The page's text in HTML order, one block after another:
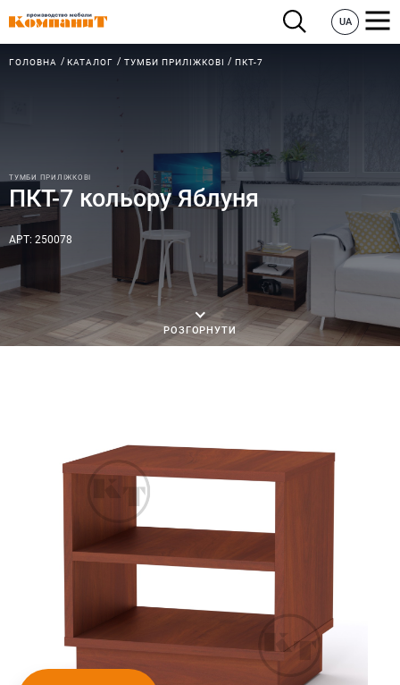
UA
ГОЛОВНА КАТАЛОГ ТУМБИ ПРИЛІЖКОВІ ПКТ-7
ТУМБИ ПРИЛІЖКОВІ
ПКТ-7 кольору Яблуня
АРТ: 250078
РОЗГОРНУТИ